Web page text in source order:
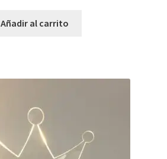
Añadir al carrito